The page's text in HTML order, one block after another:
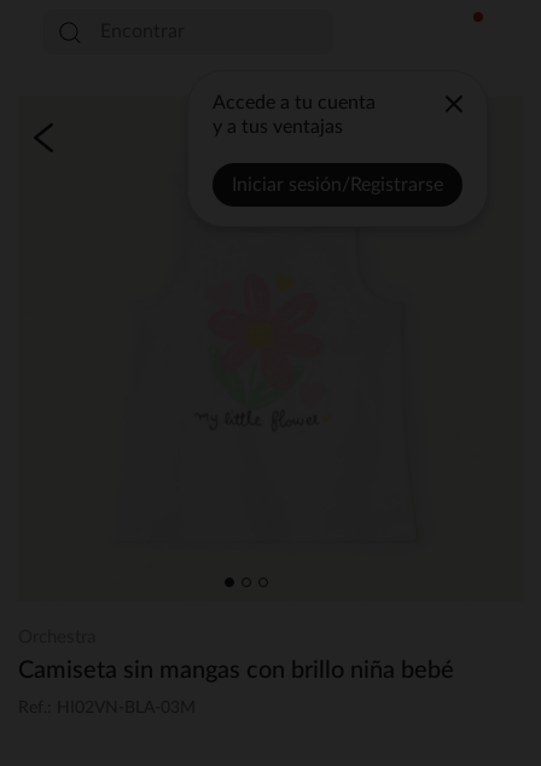
Accede a tu cuenta
y a tus ventajas
Iniciar sesión/Registrarse
Camiseta sin mangas con brillo niña bebé